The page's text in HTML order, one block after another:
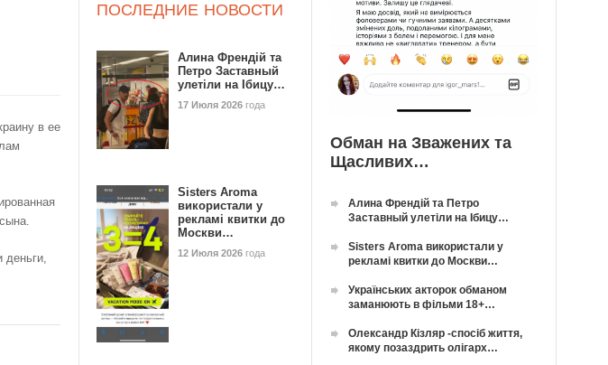
в ее
ПОСЛЕДНИЕ НОВОСТИ
Алина Френдій та
Петро Заставный
улетіли на Ібицу…
17 Июля 2026 года
Sisters Aroma
використали у
рекламі квитки до
Москви…
12 Июля 2026 года
Обман на Зважених та
Щасливих…
Алина Френдій та Петро
Заставный улетіли на Ібицу…
Sisters Aroma використали у
рекламі квитки до Москви…
Українських акторок обманом
заманюють в фільми 18+…
Олександр Кізляр -спосіб життя,
якому позаздрить олігарх…